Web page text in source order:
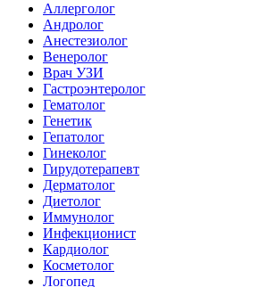
Аллерголог
Андролог
Анестезиолог
Венеролог
Врач УЗИ
Гастроэнтеролог
Гематолог
Генетик
Гепатолог
Гинеколог
Гирудотерапевт
Дерматолог
Диетолог
Иммунолог
Инфекционист
Кардиолог
Косметолог
Логопед